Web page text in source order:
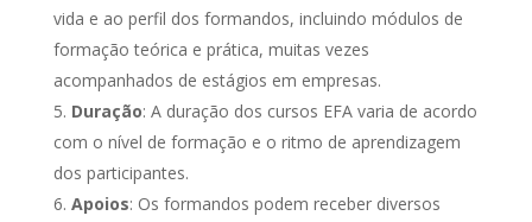
vida e ao perfil dos formandos, incluindo módulos de
formação teórica e prática, muitas vezes
acompanhados de estágios em empresas.
Duração: A duração dos cursos EFA varia de acordo
com o nível de formação e o ritmo de aprendizagem
dos participantes.
Apoios: Os formandos podem receber diversos